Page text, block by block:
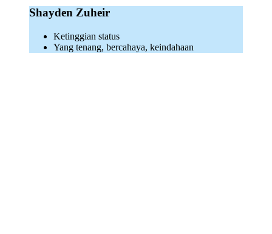
Shayden Zuheir
Ketinggian status
Yang tenang, bercahaya, keindahaan